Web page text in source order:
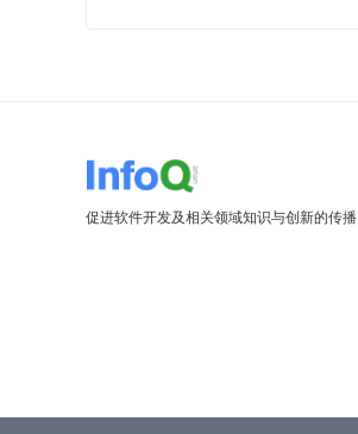
促进软件开发及相关领域知识与创新的传播